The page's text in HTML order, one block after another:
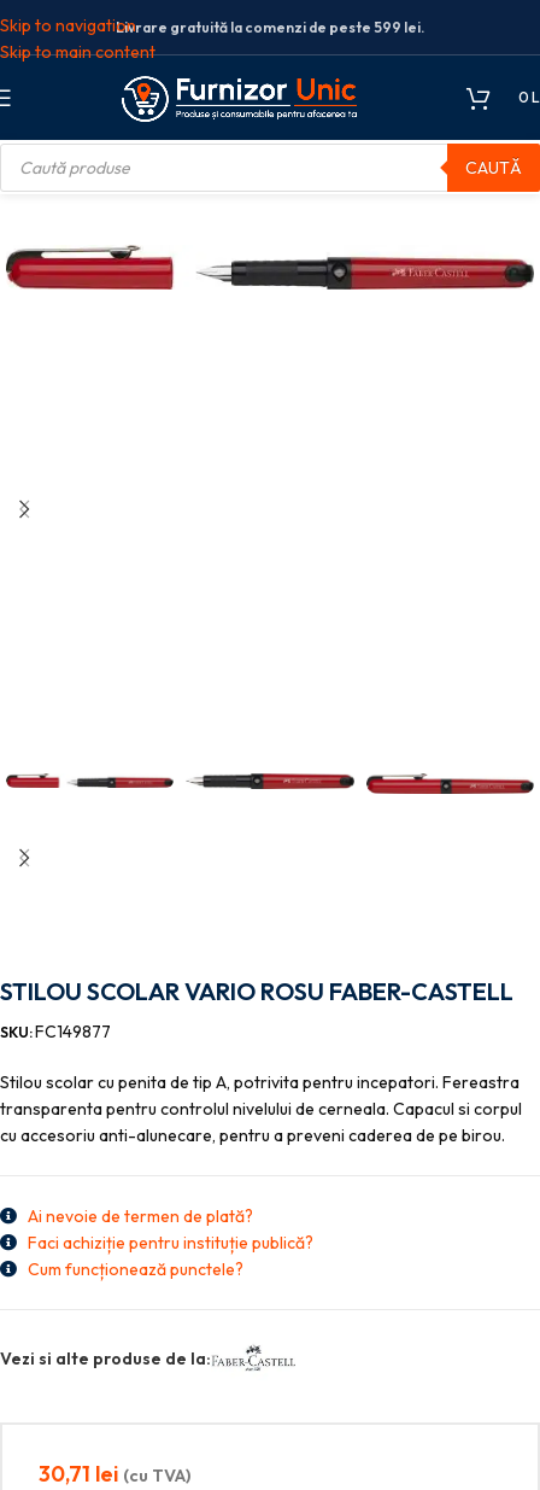
Skip to navigation
Skip to main content
Livrare gratuită la comenzi de peste 599 lei.
0
CAUTĂ
Stilouri scolare
STILOU SCOLAR VARIO ROSU FABER-CASTELL
SKU:FC149877
Stilou scolar cu penita de tip A, potrivita pentru incepatori. Fereastra
transparenta pentru controlul nivelului de cerneala. Capacul si corpul
cu accesoriu anti-alunecare, pentru a preveni caderea de pe birou.
Ai nevoie de termen de plată?
Faci achiziție pentru instituție publică?
Cum funcționează punctele?
Vezi si alte produse de la:
30,71 lei (cu TVA)